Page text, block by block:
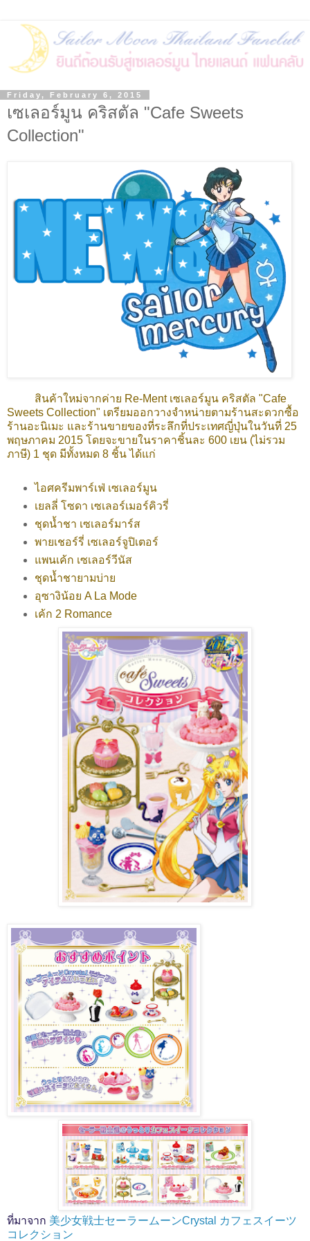
Friday, February 6, 2015
เซเลอร์มูน คริสตัล "Cafe Sweets
Collection"
สินค้าใหม่จากค่าย Re-Ment เซเลอร์มูน คริสตัล "Cafe
Sweets Collection" เตรียมออกวางจำหน่ายตามร้านสะดวกซื้อ
ร้านอะนิเมะ และร้านขายของที่ระลึกที่ประเทศญี่ปุ่นในวันที่ 25
พฤษภาคม 2015 โดยจะขายในราคาชิ้นละ 600 เยน (ไม่รวม
ภาษี) 1 ชุด มีทั้งหมด 8 ชิ้น ได้แก่
ไอศครีมพาร์เฟ่ เซเลอร์มูน
เยลลี่ โซดา เซเลอร์เมอร์คิวรี่
ชุดน้ำชา เซเลอร์มาร์ส
พายเชอร์รี่ เซเลอร์จูปิเตอร์
แพนเค้ก เซเลอร์วีนัส
ชุดน้ำชายามบ่าย
อุซางิน้อย A La Mode
เค้ก 2 Romance
ที่มาจาก 美少女戦士セーラームーンCrystal カフェスイーツ
コレクション